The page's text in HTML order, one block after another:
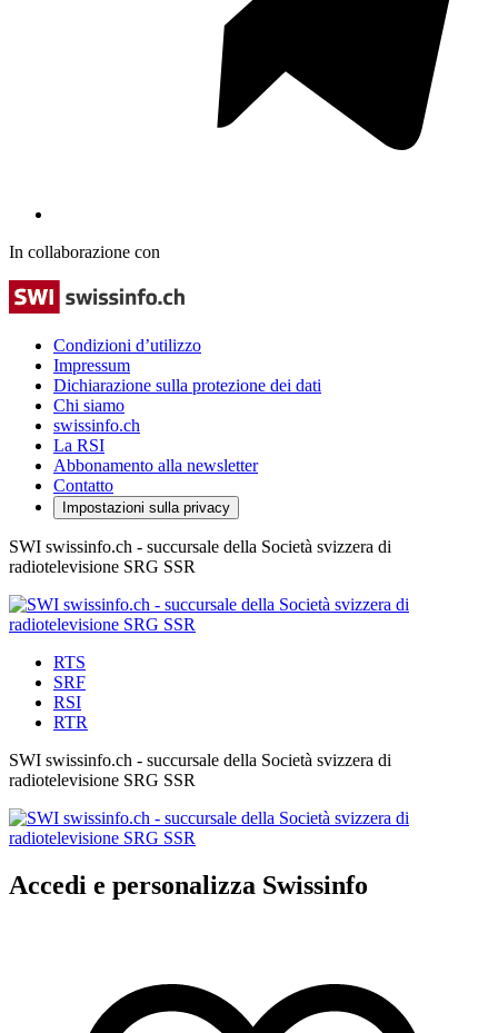
In collaborazione con
Condizioni d’utilizzo
Impressum
Dichiarazione sulla protezione dei dati
Chi siamo
swissinfo.ch
La RSI
Abbonamento alla newsletter
Contatto
Impostazioni sulla privacy
SWI swissinfo.ch - succursale della Società svizzera di
radiotelevisione SRG SSR
RTS
SRF
RSI
RTR
SWI swissinfo.ch - succursale della Società svizzera di
radiotelevisione SRG SSR
Accedi e personalizza Swissinfo